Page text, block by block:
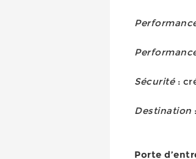
Sécurité :
Destination
Porte